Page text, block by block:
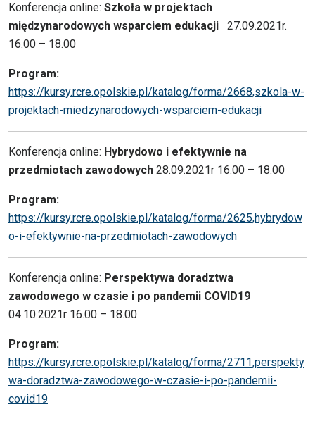
Konferencja online: Szkoła w projektach
międzynarodowych wsparciem edukacji 27.09.2021r.
16.00 – 18.00
Program:
https://kursy.rcre.opolskie.pl/katalog/forma/2668,szkola-w-
projektach-miedzynarodowych-wsparciem-edukacji
Konferencja online: Hybrydowo i efektywnie na
przedmiotach zawodowych 28.09.2021r 16.00 – 18.00
Program:
https://kursy.rcre.opolskie.pl/katalog/forma/2625,hybrydow
o-i-efektywnie-na-przedmiotach-zawodowych
Konferencja online: Perspektywa doradztwa
zawodowego w czasie i po pandemii COVID19
04.10.2021r 16.00 – 18.00
Program:
https://kursy.rcre.opolskie.pl/katalog/forma/2711,perspekty
wa-doradztwa-zawodowego-w-czasie-i-po-pandemii-
covid19